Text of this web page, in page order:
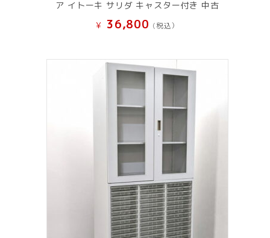
ア イトーキ サリダ キャスター付き 中古
¥ 36,800 (税込）